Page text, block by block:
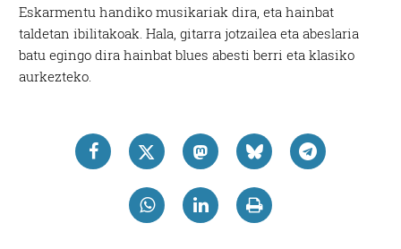
Eskarmentu handiko musikariak dira, eta hainbat
taldetan ibilitakoak. Hala, gitarra jotzailea eta abeslaria
batu egingo dira hainbat blues abesti berri eta klasiko
aurkezteko.